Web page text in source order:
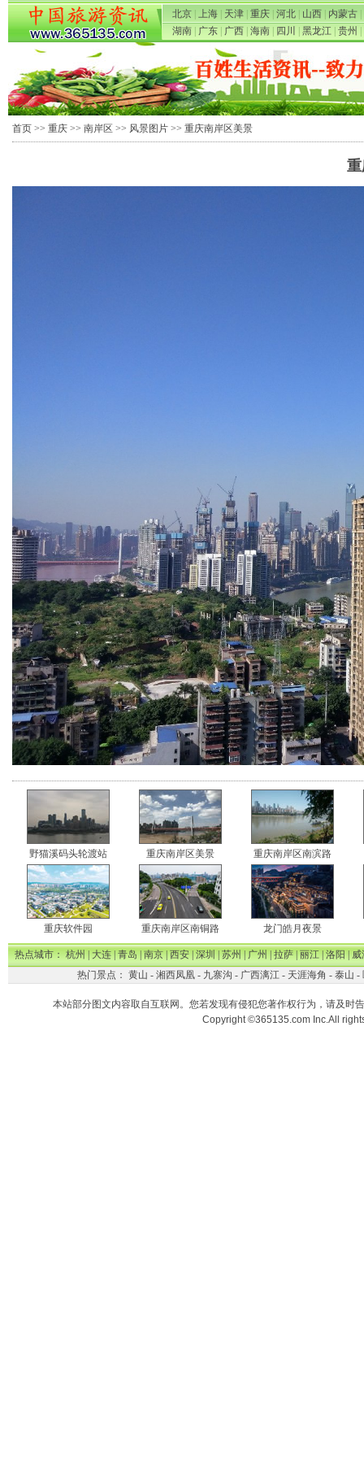
北京 上海 天津 重庆 河北 山西 内蒙古
湖南
广东 广西 海南 四川 黑龙江 贵州
首页 >> 重庆 >> 南岸区 >> 风景图片 >> 重庆南岸区美景
野猫溪码头轮渡站 重庆南岸区美景 重庆南岸区南滨路
重庆软件园 重庆南岸区南铜路 龙门皓月夜景
热点城市：杭州|大连|青岛|南京|西安|深圳|苏州|广州|拉萨|丽江|洛阳|威
热门景点： 黄山 - 湘西凤凰- 九寨沟 - 广西漓江- 天涯海角 - 泰山 -
本站部分图文内容取自互联网。您若发现有侵犯您著作权行为，请及时
Copyright ©365135.com Inc.All